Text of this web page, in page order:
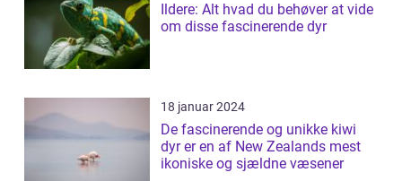
Ildere: Alt hvad du behøver at vide
om disse fascinerende dyr
18 januar 2024
De fascinerende og unikke kiwi
dyr er en af New Zealands mest
ikoniske og sjældne væsener